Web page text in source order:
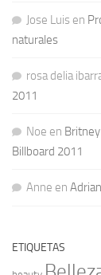
Jose Luis en
naturales
rosa delia
2011
Noe en
Billboard 2011
Anne en
ETIQUETAS